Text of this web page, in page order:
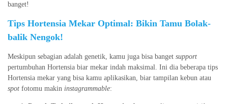
banget!
Tips Hortensia Mekar Optimal: Bikin Tamu Bolak-
balik Nengok!
Meskipun sebagian adalah genetik, kamu juga bisa banget support
pertumbuhan Hortensia biar mekar indah maksimal. Ini dia beberapa tips
Hortensia mekar yang bisa kamu aplikasikan, biar tampilan kebun atau
spot fotomu makin instagrammable: